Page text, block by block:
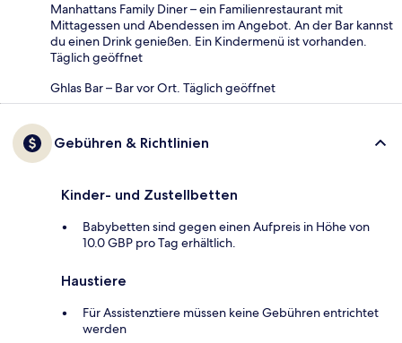
Manhattans Family Diner – ein Familienrestaurant mit
Mittagessen und Abendessen im Angebot. An der Bar kannst
du einen Drink genießen. Ein Kindermenü ist vorhanden.
Täglich geöffnet
Ghlas Bar – Bar vor Ort. Täglich geöffnet
Gebühren & Richtlinien
Kinder- und Zustellbetten
Babybetten sind gegen einen Aufpreis in Höhe von
10.0 GBP pro Tag erhältlich.
Haustiere
Für Assistenztiere müssen keine Gebühren entrichtet
werden